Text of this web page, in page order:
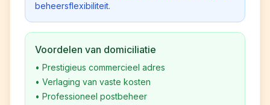
beheersflexibiliteit.
Voordelen van domiciliatie
• Prestigieus commercieel adres
• Verlaging van vaste kosten
• Professioneel postbeheer